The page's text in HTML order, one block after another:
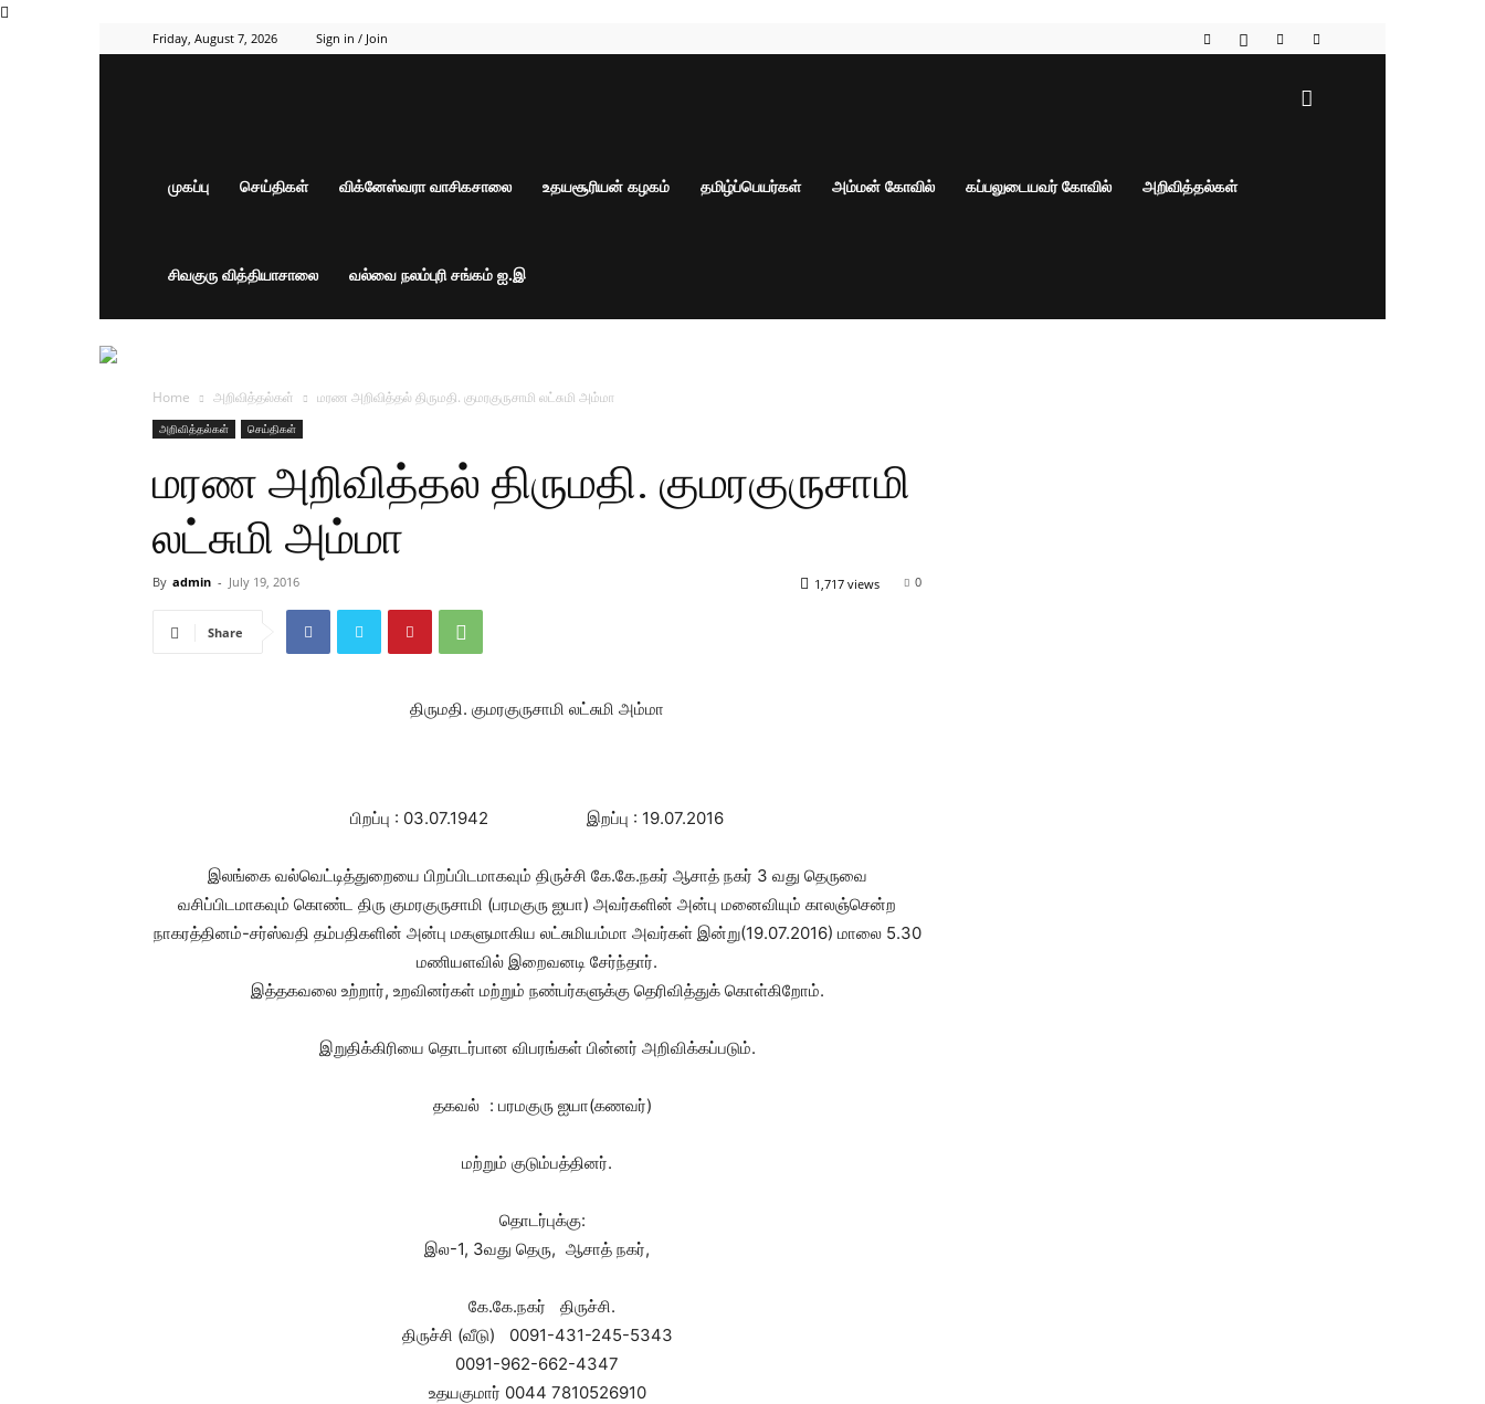
Friday, August 7, 2026 Sign in / Join
முகப்பு செய்திகள் விக்னேஸ்வரா வாசிகசாலை உதயசூரியன் கழகம் தமிழ்ப்பெயர்கள் அம்மன் கோவில் கப்பலுடையவர் கோவில் அறிவித்தல்கள்
சிவகுரு வித்தியாசாலை வல்வை நலம்புரி சங்கம் ஐ.இ
Home அறிவித்தல்கள் மரண அறிவித்தல் திருமதி. குமரகுருசாமி லட்சுமி அம்மா
அறிவித்தல்கள் செய்திகள்
மரண அறிவித்தல் திருமதி. குமரகுருசாமி
லட்சுமி அம்மா
By admin - July 19, 2016 0
1,717 views
Share
திருமதி. குமரகுருசாமி லட்சுமி அம்மா
பிறப்பு : 03.07.1942 இறப்பு : 19.07.2016
இலங்கை வல்வெட்டித்துறையை பிறப்பிடமாகவும் திருச்சி கே.கே.நகர் ஆசாத் நகர் 3 வது தெருவை
வசிப்பிடமாகவும் கொண்ட திரு குமரகுருசாமி (பரமகுரு ஐயா) அவர்களின் அன்பு மனைவியும் காலஞ்சென்ற
நாகரத்தினம்-சர்ஸ்வதி தம்பதிகளின் அன்பு மகளுமாகிய லட்சுமியம்மா அவர்கள் இன்று(19.07.2016) மாலை 5.30
மணியளவில் இறைவனடி சேர்ந்தார்.
இத்தகவலை உற்றார், உறவினர்கள் மற்றும் நண்பர்களுக்கு தெரிவித்துக் கொள்கிறோம்.
இறுதிக்கிரியை தொடர்பான விபரங்கள் பின்னர் அறிவிக்கப்படும்.
தகவல் : பரமகுரு ஐயா(கணவர்)
மற்றும் குடும்பத்தினர்.
தொடர்புக்கு:
இல-1, 3வது தெரு, ஆசாத் நகர்,
கே.கே.நகர் திருச்சி.
திருச்சி (வீடு) 0091-431-245-5343
0091-962-662-4347
உதயகுமார் 0044 7810526910